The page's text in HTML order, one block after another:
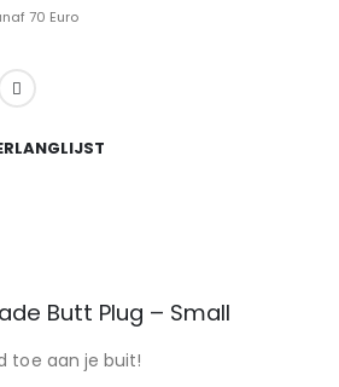
70 Euro
Butt Plug – Small
toe aan je buit!